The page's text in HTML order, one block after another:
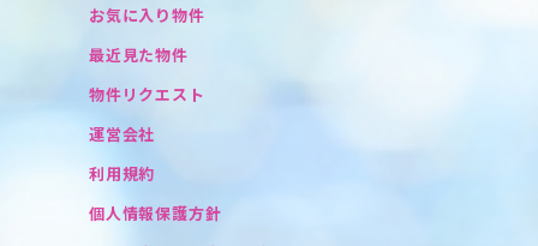
お気に入り物件
最近見た物件
物件リクエスト
運営会社
利用規約
個人情報保護方針